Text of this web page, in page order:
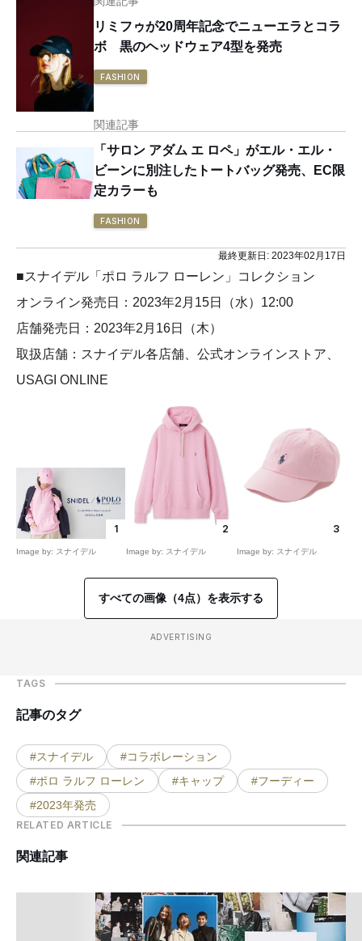
リミフゥが20周年記念でニューエラとコラ
ボ 黒のヘッドウェア4型を発売
FASHION
関連記事
「サロン アダム エ ロペ」がエル・エル・
ビーンに別注したトートバッグ発売、EC限
定カラーも
FASHION
最終更新日: 2023年02月17日
■スナイデル「ポロ ラルフ ローレン」コレクション
オンライン発売日：2023年2月15日（水）12:00
店舗発売日：2023年2月16日（木）
取扱店舗：スナイデル各店舗、公式オンラインストア、
USAGI ONLINE
1
Image by: スナイデル
2
Image by: スナイデル
3
Image by: スナイデル
すべての画像（4点）を表示する
ADVERTISING
TAGS
記事のタグ
#スナイデル
#コラボレーション
#ポロ ラルフ ローレン
#キャップ
#フーディー
#2023年発売
RELATED ARTICLE
関連記事